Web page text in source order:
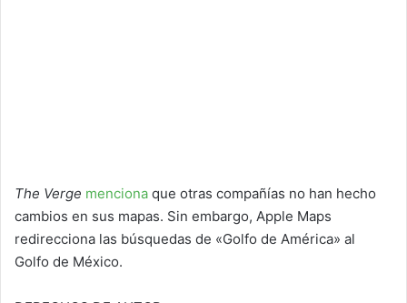
The Verge menciona que otras compañías no han hecho
cambios en sus mapas. Sin embargo, Apple Maps
redirecciona las búsquedas de «Golfo de América» al
Golfo de México.